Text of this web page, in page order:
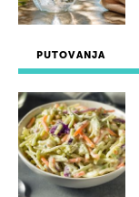
PUTOVANJA